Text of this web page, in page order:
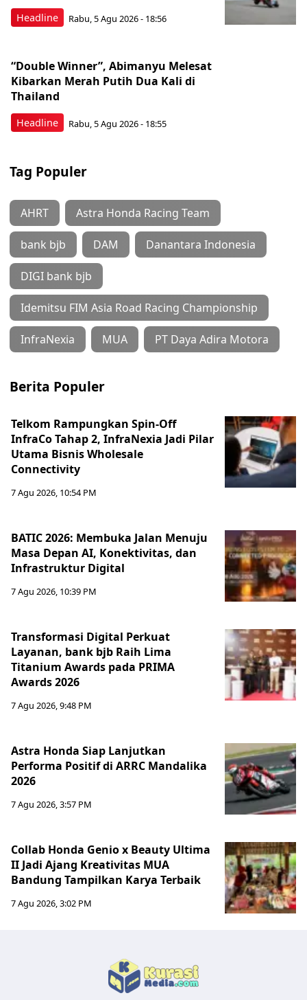
Headline Rabu, 5 Agu 2026 - 18:56
Headline
“Double Winner”, Abimanyu Melesat
Kibarkan Merah Putih Dua Kali di
Thailand
Rabu, 5 Agu 2026 - 18:55
Tag Populer
AHRT Astra Honda Racing Team
bank bjb DAM Danantara Indonesia
DIGI bank bjb
Idemitsu FIM Asia Road Racing Championship
InfraNexia MUA PT Daya Adira Motora
Berita Populer
Telkom Rampungkan Spin-Off
InfraCo Tahap 2, InfraNexia Jadi Pilar
Utama Bisnis Wholesale
Connectivity
7 Agu 2026, 10:54 PM
BATIC 2026: Membuka Jalan Menuju
Masa Depan AI, Konektivitas, dan
Infrastruktur Digital
7 Agu 2026, 10:39 PM
Transformasi Digital Perkuat
Layanan, bank bjb Raih Lima
Titanium Awards pada PRIMA
Awards 2026
7 Agu 2026, 9:48 PM
Astra Honda Siap Lanjutkan
Performa Positif di ARRC Mandalika
2026
7 Agu 2026, 3:57 PM
Collab Honda Genio x Beauty Ultima
II Jadi Ajang Kreativitas MUA
Bandung Tampilkan Karya Terbaik
7 Agu 2026, 3:02 PM